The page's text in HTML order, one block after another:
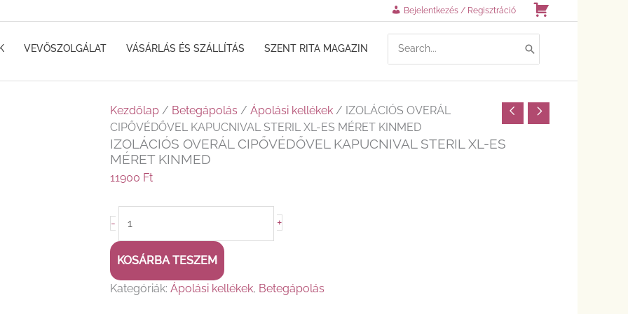
Bejelentkezés / Regisztráció
VEVŐSZOLGÁLAT VÁSÁRLÁS ÉS SZÁLLÍTÁS SZENT RITA MAGAZIN
FOR:
Kezdőlap/ Betegápolás / Ápolási kellékek/ IZOLÁCIÓS OVERÁL
CIPŐVÉDŐVEL KAPUCNIVAL STERIL XL-ES MÉRET KINMED
IZOLÁCIÓS OVERÁL CIPŐVÉDŐVEL KAPUCNIVAL STERIL XL-ES
MÉRET KINMED
11900 Ft
-
IZOLÁCIÓS
OVERÁL
CIPŐVÉDŐVEL
KAPUCNIVAL
STERIL
ES
MÉRET
KINMED
mennyiség
+
KOSÁRBA TESZEM
Kategóriák: Ápolási kellékek, Betegápolás